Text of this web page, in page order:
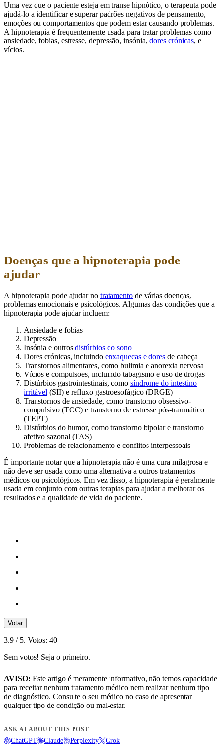
Uma vez que o paciente esteja em transe hipnótico, o terapeuta pode
ajudá-lo a identificar e superar padrões negativos de pensamento,
emoções ou comportamentos que podem estar causando problemas.
A hipnoterapia é frequentemente usada para tratar problemas como
ansiedade, fobias, estresse, depressão, insónia, dores crónicas, e
vícios.
Doenças que a hipnoterapia pode
ajudar
A hipnoterapia pode ajudar no tratamento de várias doenças,
problemas emocionais e psicológicos. Algumas das condições que a
hipnoterapia pode ajudar incluem:
Ansiedade e fobias
Depressão
Insónia e outros distúrbios do sono
Dores crónicas, incluindo enxaquecas e dores de cabeça
Transtornos alimentares, como bulimia e anorexia nervosa
Vícios e compulsões, incluindo tabagismo e uso de drogas
Distúrbios gastrointestinais, como síndrome do intestino
irritável (SII) e refluxo gastroesofágico (DRGE)
Transtornos de ansiedade, como transtorno obsessivo-
compulsivo (TOC) e transtorno de estresse pós-traumático
(TEPT)
Distúrbios do humor, como transtorno bipolar e transtorno
afetivo sazonal (TAS)
Problemas de relacionamento e conflitos interpessoais
É importante notar que a hipnoterapia não é uma cura milagrosa e
não deve ser usada como uma alternativa a outros tratamentos
médicos ou psicológicos. Em vez disso, a hipnoterapia é geralmente
usada em conjunto com outras terapias para ajudar a melhorar os
resultados e a qualidade de vida do paciente.
Votar
3.9 / 5. Votos: 40
Sem votos! Seja o primeiro.
AVISO: Este artigo é meramente informativo, não temos capacidade
para receitar nenhum tratamento médico nem realizar nenhum tipo
de diagnóstico. Consulte o seu médico no caso de apresentar
qualquer tipo de condição ou mal-estar.
ASK AI ABOUT THIS POST
ChatGPT Claude Perplexity Grok